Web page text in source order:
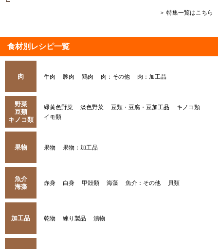
＞ 特集一覧はこちら
食材別レシピ一覧
肉 牛肉 豚肉 鶏肉 肉：その他 肉：加工品
野菜
豆類
キノコ類
緑黄色野菜 淡色野菜 豆類・豆腐・豆加工品
キノコ類
イモ類
果物 果物 果物：加工品
魚介
海藻
赤身 白身 甲殻類 海藻 魚介：その他 貝類
加工品 乾物 練り製品 漬物